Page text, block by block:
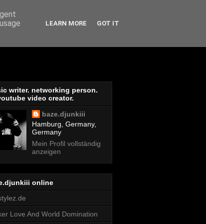
writer. networking person.
video creator.
baze.djunkiii
Hamburg, Germany,
Germany
Mein Profil vollständig
anzeigen
online
Love And World Domination
LEARN MORE GOT IT